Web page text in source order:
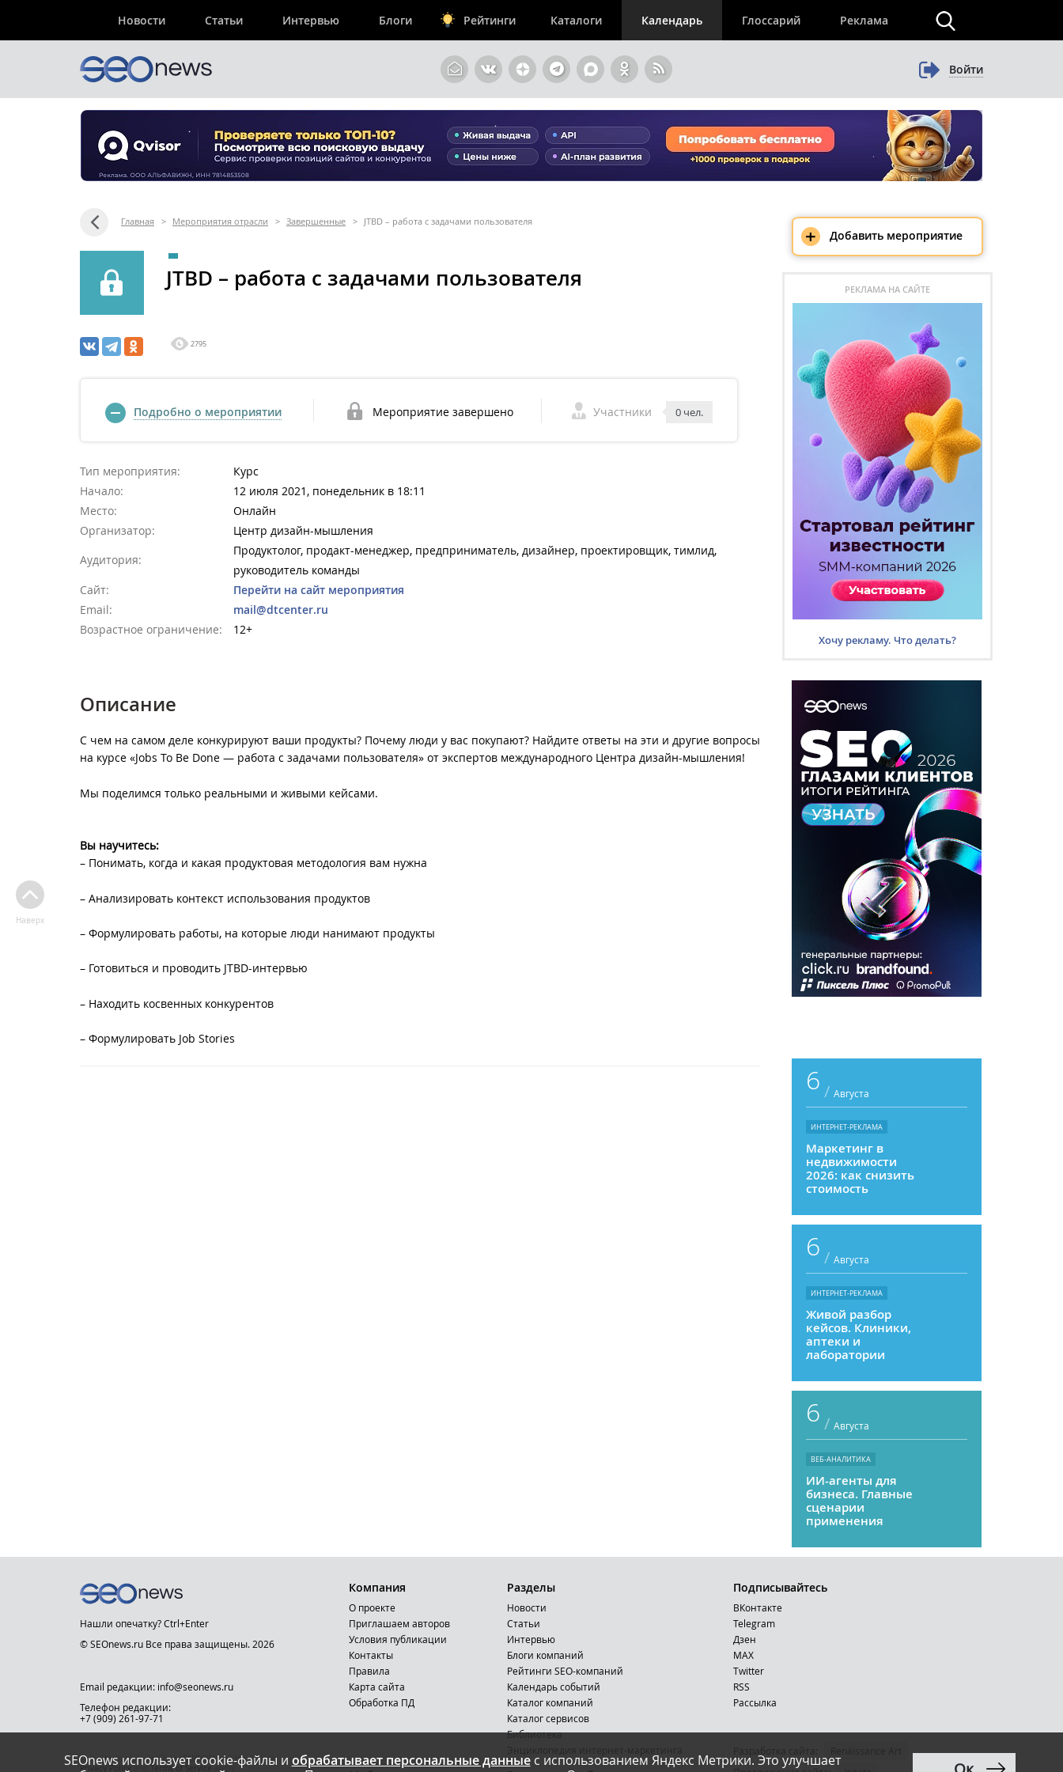
Новости Статьи Интервью Блоги Рейтинги Каталоги Календарь Глоссарий Реклама
Войти
Главная > Мероприятия отрасли > Завершенные > JTBD – работа с задачами пользователя
JTBD – работа с задачами пользователя
2795
Подробно о мероприятии Мероприятие завершено Участники 0 чел.
Тип мероприятия:
Курс
Начало:
12 июля 2021, понедельник в 18:11
Место:
Онлайн
Организатор:
Центр дизайн-мышления
Аудитория:
Продуктолог, продакт-менеджер, предприниматель, дизайнер, проектировщик, тимлид,
руководитель команды
Сайт:
Перейти на сайт мероприятия
Email:
mail@dtcenter.ru
Возрастное ограничение:
12+
Описание
С чем на самом деле конкурируют ваши продукты? Почему люди у вас покупают? Найдите ответы на эти и другие вопросы
на курсе «Jobs To Be Done — работа с задачами пользователя» от экспертов международного Центра дизайн-мышления!
Мы поделимся только реальными и живыми кейсами.
Вы научитесь:
– Понимать, когда и какая продуктовая методология вам нужна
– Анализировать контекст использования продуктов
– Формулировать работы, на которые люди нанимают продукты
– Готовиться и проводить JTBD-интервью
– Находить косвенных конкурентов
– Формулировать Job Stories
Наверх
+ Добавить мероприятие
РЕКЛАМА НА САЙТЕ
Хочу рекламу. Что делать?
6 / Августа
ИНТЕРНЕТ-РЕКЛАМА
Маркетинг в
недвижимости
2026: как снизить
стоимость
увеличить
продажи
6 / Августа
ИНТЕРНЕТ-РЕКЛАМА
Живой разбор
кейсов. Клиники,
аптеки и
лаборатории
6 / Августа
ВЕБ-АНАЛИТИКА
ИИ-агенты для
бизнеса. Главные
сценарии
применения
SEOnews использует cookie-файлы и обрабатывает персональные данныес использованием Яндекс Метрики. Это улучшает
Нашли опечатку? Ctrl+Enter
© SEOnews.ru Все права защищены. 2026
Email редакции: info@seonews.ru
Телефон редакции:
+7 (909) 261-97-71
This site is protected by reCAPTCHA and the Google
Privacy Policyand Terms of Serviceapply.
Компания
О проекте
Приглашаем авторов
Условия публикации
Контакты
Правила
Карта сайта
Обработка ПД
Разделы
Новости
Статьи
Интервью
Блоги компаний
Рейтинги SEO-компаний
Календарь событий
Каталог компаний
Каталог сервисов
Библиотека
Подписывайтесь
ВКонтакте
Telegram
Дзен
MAX
Тwitter
RSS
Рассылка